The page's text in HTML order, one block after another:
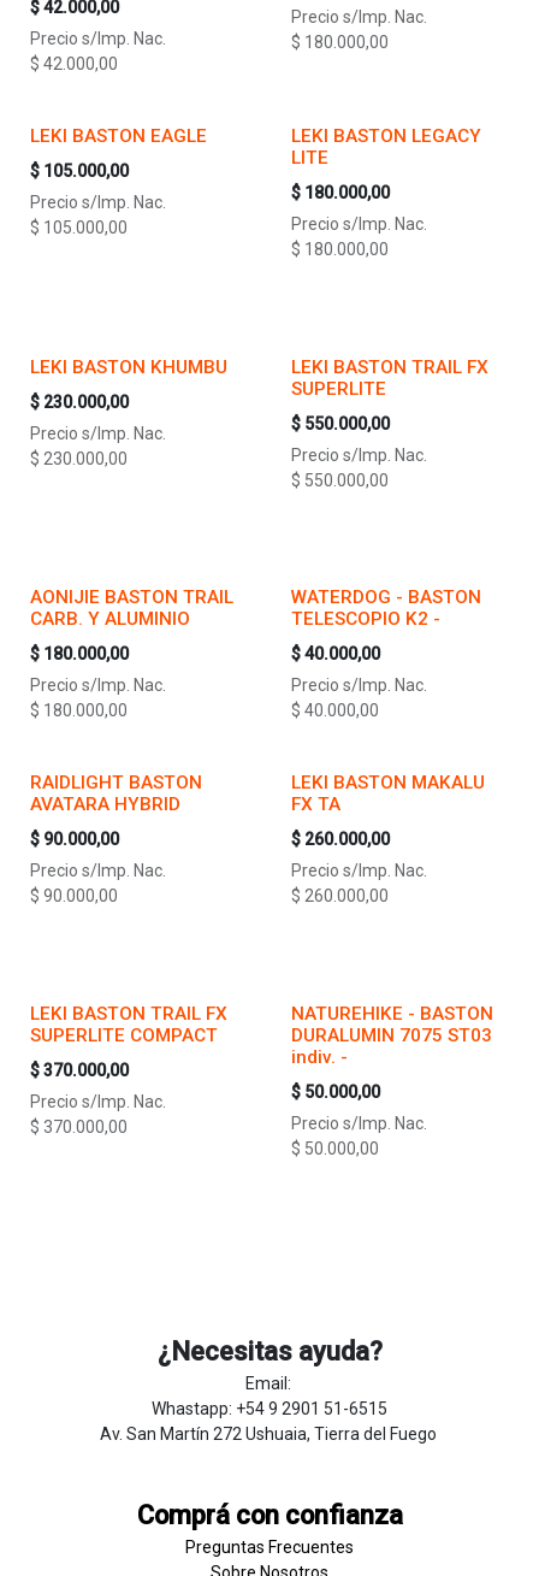
$42.000,00
Precio s/Imp. Nac.
$ 42.000,00
Precio s/Imp. Nac.
$ 180.000,00
LEKI BASTON EAGLE
$ 105.000,00
Precio s/Imp. Nac.
$ 105.000,00
LEKI BASTON LEGACY
LITE
$ 180.000,00
Precio s/Imp. Nac.
$ 180.000,00
LEKI BASTON KHUMBU
$ 230.000,00
Precio s/Imp. Nac.
$ 230.000,00
LEKI BASTON TRAIL FX
SUPERLITE
$ 550.000,00
Precio s/Imp. Nac.
$ 550.000,00
AONIJIE BASTON TRAIL
CARB. Y ALUMINIO
$ 180.000,00
Precio s/Imp. Nac.
$ 180.000,00
WATERDOG - BASTON
TELESCOPIO K2 -
$40.000,00
Precio s/Imp. Nac.
$ 40.000,00
RAIDLIGHT BASTON
AVATARA HYBRID
$ 90.000,00
Precio s/Imp. Nac.
$ 90.000,00
LEKI BASTON MAKALU
FX TA
$ 260.000,00
Precio s/Imp. Nac.
$ 260.000,00
LEKI BASTON TRAIL FX
SUPERLITE COMPACT
$370.000,00
Precio s/Imp. Nac.
$ 370.000,00
NATUREHIKE - BASTON
DURALUMIN 7075 ST03
indiv. -
$ 50.000,00
Precio s/Imp. Nac.
$ 50.000,00
¿Necesitas ayuda?
Email:
Whastapp: +54 9 2901 51-6515
Av. San Martín 272 Ushuaia, Tierra del Fuego
Comprá con confianza
Preguntas Frecuentes
Sobre Nosotros